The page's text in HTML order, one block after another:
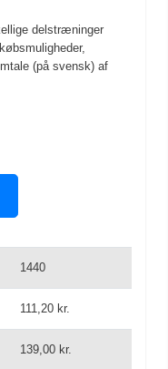
delstræninger
(på svensk) af
1440
111,20 kr.
139,00 kr.